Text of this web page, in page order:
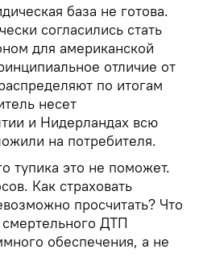
база не готова.
согласились стать
для американской
отличие от
по итогам
несет
и Нидерландах всю
на потребителя.
тупика это не поможет.
Как страховать
просчитать? Что
ДТП
обеспечения, а не